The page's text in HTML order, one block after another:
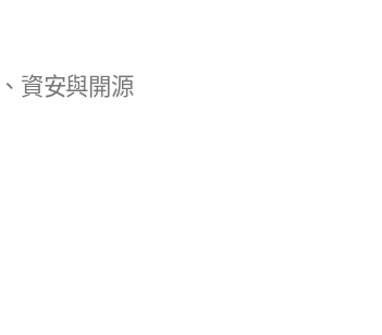
資安與開源